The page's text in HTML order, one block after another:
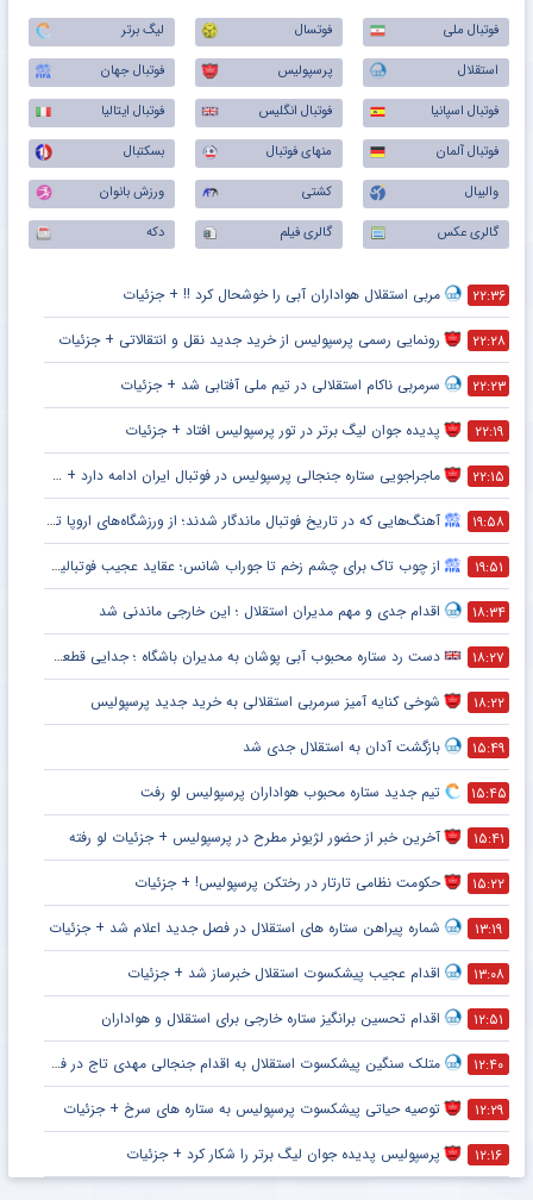
فوتبال ملی فوتسال
لیگ برتر
استقلال
پرسپولیس
فوتبال جهان
فوتبال اسپانیا
فوتبال انگلیس
فوتبال ایتالیا
فوتبال آلمان
منهای فوتبال
بسکتبال
والیبال
کشتی
ورزش بانوان
گالری عکس
گالری فیلم دکه
۲۲:۳۶ مربی استقلال هواداران آبی را خوشحال کرد !! + جزئیات
۲۲:۲۸ رونمایی رسمی پرسپولیس از خرید جدید نقل و انتقالاتی + جزئیات
۲۲:۲۳ سرمربی ناکام استقلالی در تیم ملی آفتابی شد + جزئیات
۲۲:۱۹ پدیده جوان لیگ برتر در تور پرسپولیس افتاد + جزئیات
۲۲:۱۵ ماجراجویی ستاره جنجالی پرسپولیس در فوتبال ایران ادامه دارد + جزئیات
۱۹:۵۸ آهنگ‌هایی که در تاریخ فوتبال ماندگار شدند؛ از ورزشگاه‌های اروپا تا جام جهانی
۱۹:۵۱ از چوب تاک برای چشم زخم تا جوراب شانس؛ عقاید عجیب فوتبالیست‌ها!
۱۸:۳۴ اقدام جدی و مهم مدیران استقلال ؛ این خارجی ماندنی شد
۱۸:۲۷ دست رد ستاره محبوب آبی پوشان به مدیران باشگاه ؛ جدایی قطعی است !
۱۸:۲۲ شوخی کنایه آمیز سرمربی استقلالی به خرید جدید پرسپولیس
۱۵:۴۹ بازگشت آدان به استقلال جدی شد
۱۵:۴۵ تیم جدید ستاره محبوب هواداران پرسپولیس لو رفت
۱۵:۴۱ آخرین خبر از حضور لژیونر مطرح در پرسپولیس + جزئیات لو رفته
۱۵:۲۲ حکومت نظامی تارتار در رختکن پرسپولیس! + جزئیات
۱۳:۱۹ شماره پیراهن ستاره های استقلال در فصل جدید اعلام شد + جزئیات
۱۳:۰۸ اقدام عجیب پیشکسوت استقلال خبرساز شد + جزئیات
۱۲:۵۱ اقدام تحسین برانگیز ستاره خارجی برای استقلال و هواداران
۱۲:۴۰ متلک سنگین پیشکسوت استقلال به اقدام جنجالی مهدی تاج در فدراسیون فوتبال
۱۲:۲۹ توصیه حیاتی پیشکسوت پرسپولیس به ستاره های سرخ + جزئیات
۱۲:۱۶ پرسپولیس پدیده جوان لیگ برتر را شکار کرد + جزئیات